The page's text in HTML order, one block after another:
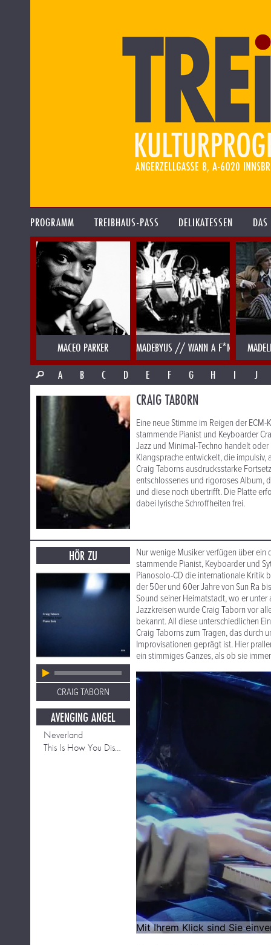
PROGRAMM TREIBHAUS-PASS DELIKATESSEN
MACEO PARKER MADEBYUS // WANN A F*NK
A
B C D E F G H I J
CRAIG TABORN
Eine neue Stimme im Reigen der
stammende Pianist und Keyboarder
Jazz und Minimal-Techno handelt
Klangsprache entwickelt, die impulsiv,
Craig Taborns ausdrucksstarke
entschlossenes und rigoroses Album,
und diese noch übertrifft. Die Platte
dabei lyrische Schroffheiten frei.
HÖR ZU
CRAIG TABORN
AVENGING ANGEL
Neverland
This Is How You Disappear
Nur wenige Musiker verfügen über
stammende Pianist, Keyboarder und
Pianosolo-CD die internationale Kritik
der 50er und 60er Jahre von Sun Ra
Sound seiner Heimatstadt, wo er
Jazzkreisen wurde Craig Taborn vor
bekannt. All diese unterschiedlichen
Craig Taborns zum Tragen, das durch
Improvisationen geprägt ist. Hier
ein stimmiges Ganzes, als ob sie